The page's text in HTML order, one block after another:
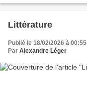
Littérature
Publié le 18/02/2026 à 00:55
Par Alexandre Léger